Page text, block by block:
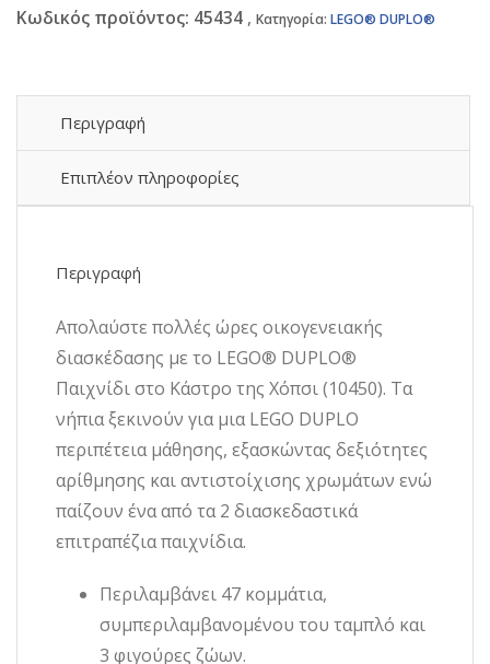
Game
Κωδικός προϊόντος: 45434 Κατηγορία: LEGO® DUPLO®
Περιγραφή
Επιπλέον πληροφορίες
Περιγραφή
Απολαύστε πολλές ώρες οικογενειακής
διασκέδασης με το LEGO® DUPLO®
Παιχνίδι στο Κάστρο της Χόπσι (10450). Τα
νήπια ξεκινούν για μια LEGO DUPLO
περιπέτεια μάθησης, εξασκώντας δεξιότητες
αρίθμησης και αντιστοίχισης χρωμάτων ενώ
παίζουν ένα από τα 2 διασκεδαστικά
επιτραπέζια παιχνίδια.
Περιλαμβάνει 47 κομμάτια,
συμπεριλαμβανομένου του ταμπλό και
3 φιγούρες ζώων.